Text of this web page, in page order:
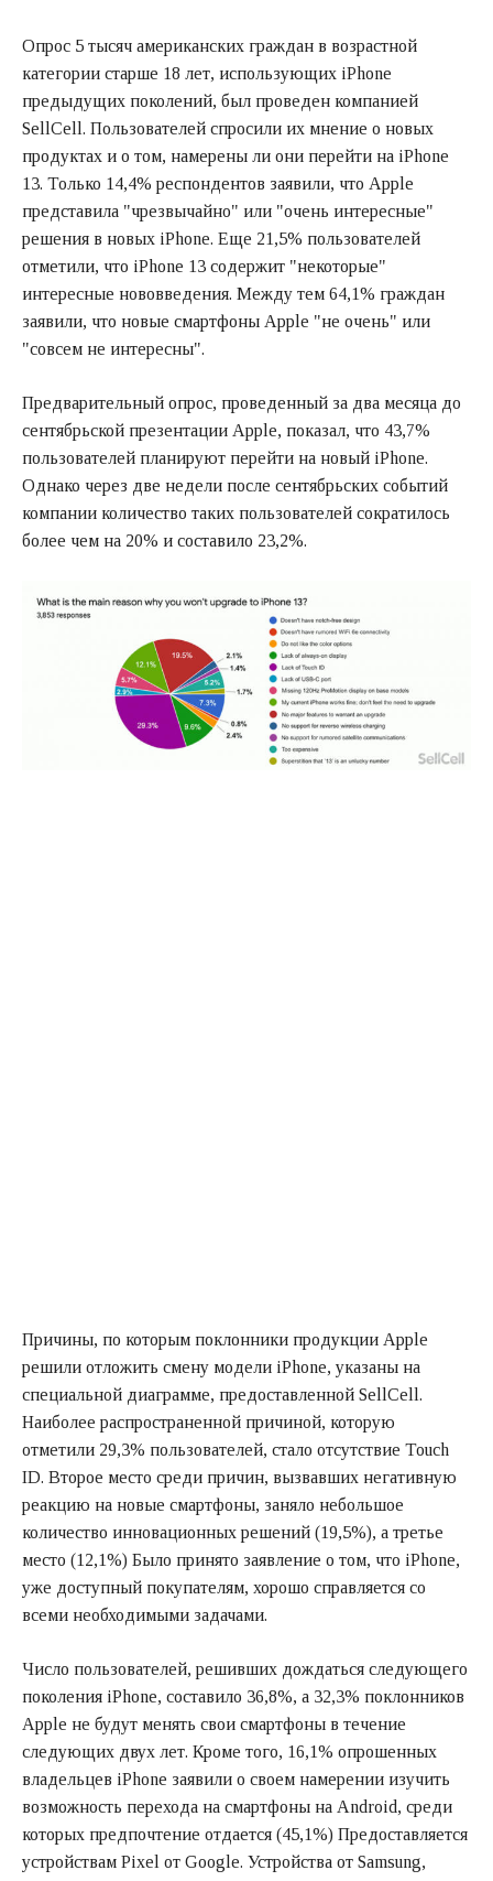
Опрос 5 тысяч американских граждан в возрастной
категории старше 18 лет, использующих iPhone
предыдущих поколений, был проведен компанией
SellCell. Пользователей спросили их мнение о новых
продуктах и о том, намерены ли они перейти на iPhone
13. Только 14,4% респондентов заявили, что Apple
представила "чрезвычайно" или "очень интересные"
решения в новых iPhone. Еще 21,5% пользователей
отметили, что iPhone 13 содержит "некоторые"
интересные нововведения. Между тем 64,1% граждан
заявили, что новые смартфоны Apple "не очень" или
"совсем не интересны".
Предварительный опрос, проведенный за два месяца до
сентябрьской презентации Apple, показал, что 43,7%
пользователей планируют перейти на новый iPhone.
Однако через две недели после сентябрьских событий
компании количество таких пользователей сократилось
более чем на 20% и составило 23,2%.
Причины, по которым поклонники продукции Apple
решили отложить смену модели iPhone, указаны на
специальной диаграмме, предоставленной SellCell.
Наиболее распространенной причиной, которую
отметили 29,3% пользователей, стало отсутствие Touch
ID. Второе место среди причин, вызвавших негативную
реакцию на новые смартфоны, заняло небольшое
количество инновационных решений (19,5%), а третье
место (12,1%) Было принято заявление о том, что iPhone,
уже доступный покупателям, хорошо справляется со
всеми необходимыми задачами.
Число пользователей, решивших дождаться следующего
поколения iPhone, составило 36,8%, а 32,3% поклонников
Apple не будут менять свои смартфоны в течение
следующих двух лет. Кроме того, 16,1% опрошенных
владельцев iPhone заявили о своем намерении изучить
возможность перехода на смартфоны на Android, среди
которых предпочтение отдается (45,1%) Предоставляется
устройствам Pixel от Google. Устройства от Samsung,